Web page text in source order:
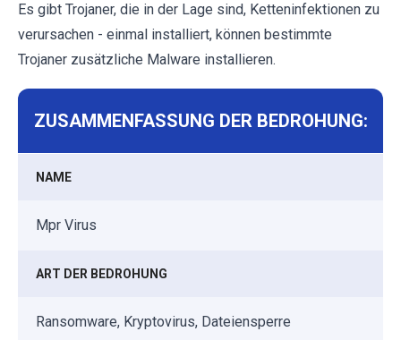
Es gibt Trojaner, die in der Lage sind, Ketteninfektionen zu
verursachen - einmal installiert, können bestimmte
Trojaner zusätzliche Malware installieren.
ZUSAMMENFASSUNG DER BEDROHUNG:
NAME
Mpr Virus
ART DER BEDROHUNG
Ransomware, Kryptovirus, Dateiensperre